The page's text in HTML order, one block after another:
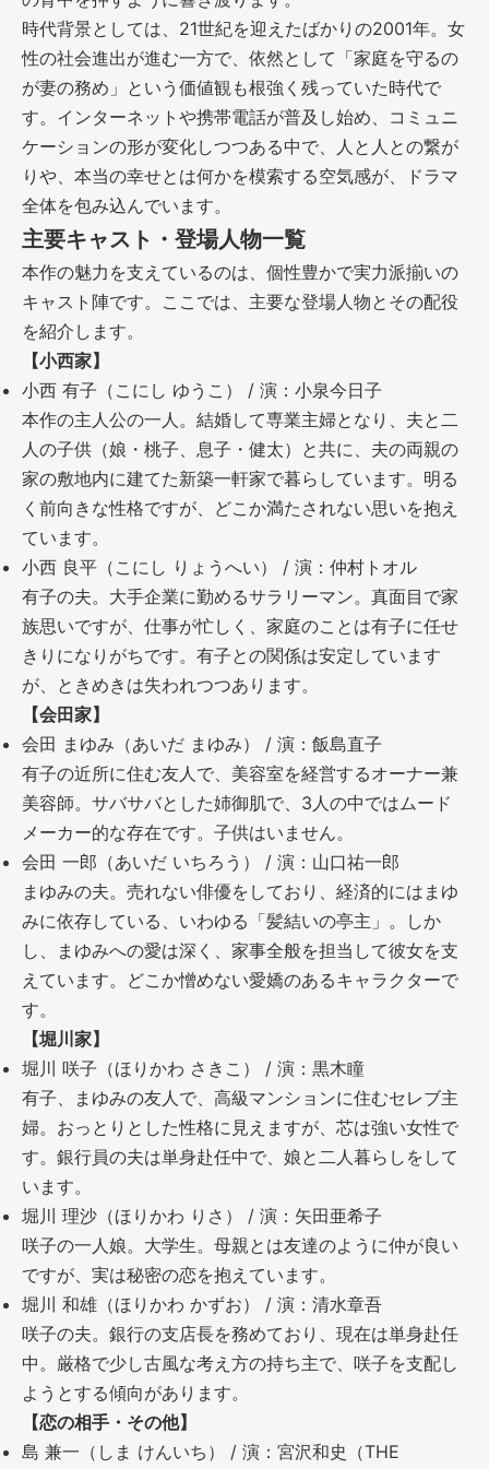
時代背景としては、21世紀を迎えたばかりの2001年。女
性の社会進出が進む一方で、依然として「家庭を守るの
が妻の務め」という価値観も根強く残っていた時代で
す。インターネットや携帯電話が普及し始め、コミュニ
ケーションの形が変化しつつある中で、人と人との繋が
りや、本当の幸せとは何かを模索する空気感が、ドラマ
全体を包み込んでいます。
主要キャスト・登場人物一覧
本作の魅力を支えているのは、個性豊かで実力派揃いの
キャスト陣です。ここでは、主要な登場人物とその配役
を紹介します。
【小西家】
小西 有子（こにし ゆうこ） / 演：小泉今日子
本作の主人公の一人。結婚して専業主婦となり、夫と二
人の子供（娘・桃子、息子・健太）と共に、夫の両親の
家の敷地内に建てた新築一軒家で暮らしています。明る
く前向きな性格ですが、どこか満たされない思いを抱え
ています。
小西 良平（こにし りょうへい） / 演：仲村トオル
有子の夫。大手企業に勤めるサラリーマン。真面目で家
族思いですが、仕事が忙しく、家庭のことは有子に任せ
きりになりがちです。有子との関係は安定しています
が、ときめきは失われつつあります。
【会田家】
会田 まゆみ（あいだ まゆみ） / 演：飯島直子
有子の近所に住む友人で、美容室を経営するオーナー兼
美容師。サバサバとした姉御肌で、3人の中ではムード
メーカー的な存在です。子供はいません。
会田 一郎（あいだ いちろう） / 演：山口祐一郎
まゆみの夫。売れない俳優をしており、経済的にはまゆ
みに依存している、いわゆる「髪結いの亭主」。しか
し、まゆみへの愛は深く、家事全般を担当して彼女を支
えています。どこか憎めない愛嬌のあるキャラクターで
す。
【堀川家】
堀川 咲子（ほりかわ さきこ） / 演：黒木瞳
有子、まゆみの友人で、高級マンションに住むセレブ主
婦。おっとりとした性格に見えますが、芯は強い女性で
す。銀行員の夫は単身赴任中で、娘と二人暮らしをして
います。
堀川 理沙（ほりかわ りさ） / 演：矢田亜希子
咲子の一人娘。大学生。母親とは友達のように仲が良い
ですが、実は秘密の恋を抱えています。
堀川 和雄（ほりかわ かずお） / 演：清水章吾
咲子の夫。銀行の支店長を務めており、現在は単身赴任
中。厳格で少し古風な考え方の持ち主で、咲子を支配し
ようとする傾向があります。
【恋の相手・その他】
島 兼一（しま けんいち） / 演：宮沢和史（THE